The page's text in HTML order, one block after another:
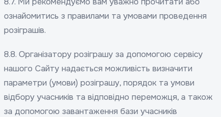
ознайомитись з правилами та умовами проведення
розіграшів.
8.8. Організатору розіграшу за допомогою сервісу
нашого Сайту надається можливість визначити
параметри (умови) розіграшу, порядок та умови
відбору учасників та відповідно переможця, а також
за допомогою завантаження бази учасників